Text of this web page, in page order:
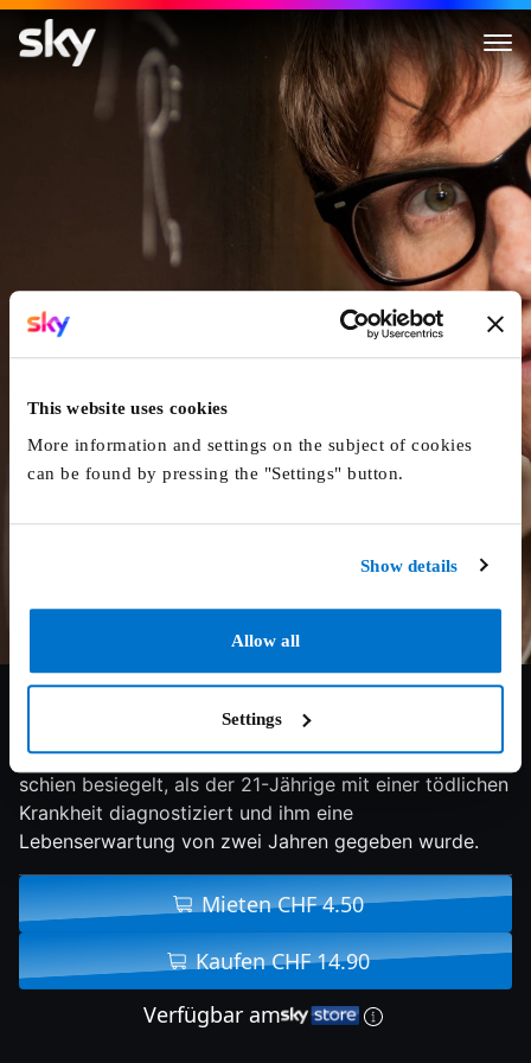
This website uses cookies
More information and settings on the subject of cookies
can be found by pressing the "Settings" button.
Show details
Allow all
Settings
Die Entdeckung Der
7.8/10 2014 150 min Lovestory
Das Schicksal des genialen Physikstudenten Stephen
schien besiegelt, als der 21-Jährige mit einer tödlichen
Krankheit diagnostiziert und ihm eine
Lebenserwartung von zwei Jahren gegeben wurde.
Mieten CHF 4.50
Kaufen CHF 14.90
Verfügbar am